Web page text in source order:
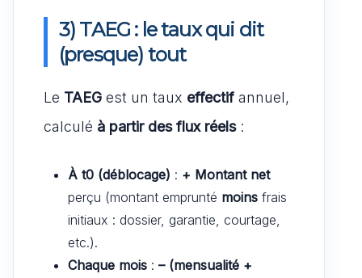
3) TAEG : le taux qui dit
(presque) tout
Le TAEG est un taux effectif annuel,
calculé à partir des flux réels:
À t0 (déblocage) : + Montant net
perçu (montant emprunté moins frais
initiaux : dossier, garantie, courtage,
etc.).
Chaque mois : – (mensualité +